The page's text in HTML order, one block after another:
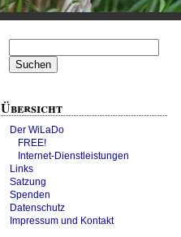
nach:
Übersicht
Der WiLaDo
FREE!
Internet-Dienstleistungen
Links
Satzung
Spenden
Datenschutz
Impressum und Kontakt